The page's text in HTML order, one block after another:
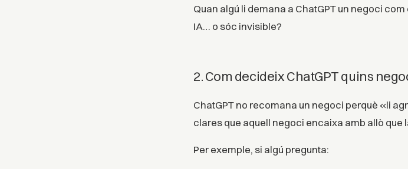
Quan algú li demana a ChatGPT un negoci
IA… o sóc invisible?
2. Com decideix ChatGPT quins
ChatGPT no recomana un negoci perquè «li
clares que aquell negoci encaixa amb allò que
Per exemple, si algú pregunta: